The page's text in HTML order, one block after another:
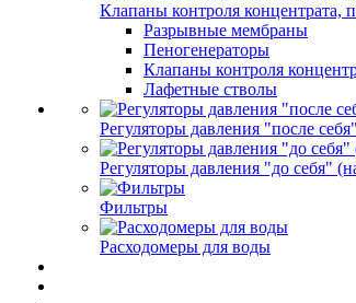
Клапаны контроля концентрата,
Разрывные мембраны
Пеногенераторы
Клапаны контроля
Лафетные стволы
Регуляторы давления "после
Регуляторы давления "до себя"
Фильтры
Расходомеры для воды